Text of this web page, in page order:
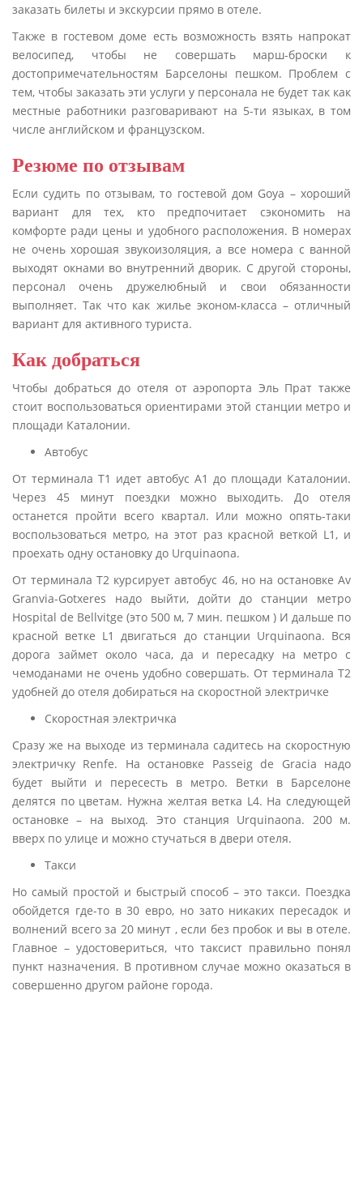
заказать билеты и экскурсии прямо в отеле.
Также в гостевом доме есть возможность взять напрокат
велосипед, чтобы не совершать марш-броски к
достопримечательностям Барселоны пешком. Проблем с
тем, чтобы заказать эти услуги у персонала не будет так как
местные работники разговаривают на 5-ти языках, в том
числе английском и французском.
Резюме по отзывам
Если судить по отзывам, то гостевой дом Goya – хороший
вариант для тех, кто предпочитает сэкономить на
комфорте ради цены и удобного расположения. В номерах
не очень хорошая звукоизоляция, а все номера с ванной
выходят окнами во внутренний дворик. С другой стороны,
персонал очень дружелюбный и свои обязанности
выполняет. Так что как жилье эконом-класса – отличный
вариант для активного туриста.
Как добраться
Чтобы добраться до отеля от аэропорта Эль Прат также
стоит воспользоваться ориентирами этой станции метро и
площади Каталонии.
Автобус
От терминала Т1 идет автобус А1 до площади Каталонии.
Через 45 минут поездки можно выходить. До отеля
останется пройти всего квартал. Или можно опять-таки
воспользоваться метро, на этот раз красной веткой L1, и
проехать одну остановку до Urquinaona.
От терминала Т2 курсирует автобус 46, но на остановке Av
Granvia-Gotxeres надо выйти, дойти до станции метро
Hospital de Bellvitge (это 500 м, 7 мин. пешком ) И дальше по
красной ветке L1 двигаться до станции Urquinaona. Вся
дорога займет около часа, да и пересадку на метро с
чемоданами не очень удобно совершать. От терминала Т2
удобней до отеля добираться на скоростной электричке
Скоростная электричка
Сразу же на выходе из терминала садитесь на скоростную
электричку Renfe. На остановке Passeig de Gracia надо
будет выйти и пересесть в метро. Ветки в Барселоне
делятся по цветам. Нужна желтая ветка L4. На следующей
остановке – на выход. Это станция Urquinaona. 200 м.
вверх по улице и можно стучаться в двери отеля.
Такси
Но самый простой и быстрый способ – это такси. Поездка
обойдется где-то в 30 евро, но зато никаких пересадок и
волнений всего за 20 минут , если без пробок и вы в отеле.
Главное – удостовериться, что таксист правильно понял
пункт назначения. В противном случае можно оказаться в
совершенно другом районе города.